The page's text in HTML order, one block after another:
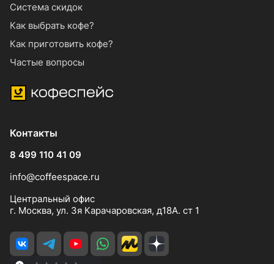
Система скидок
Как выбрать кофе?
Как приготовить кофе?
Частые вопросы
Контакты
8 499 110 41 09
info@coffeespace.ru
Центральный офис
г. Москва, ул. 3я Карачаровская, д18А. ст 1